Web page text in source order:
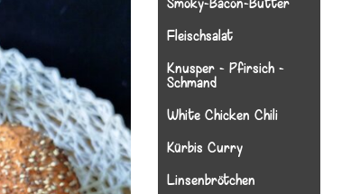
Smoky-Bacon-Butter
Fleischsalat
Knusper - Pfirsich -
Schmand
White Chicken Chili
Kürbis Curry
Linsenbrötchen